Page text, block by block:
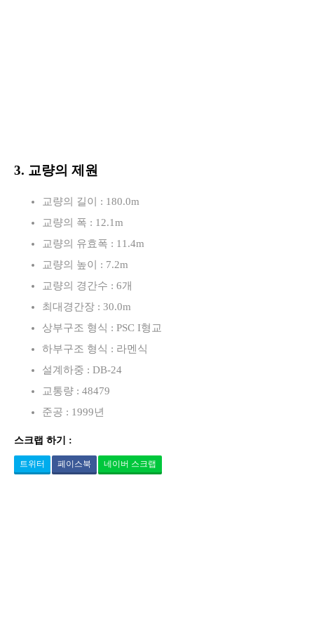
3. 교량의 제원
교량의 길이 : 180.0m
교량의 폭 : 12.1m
교량의 유효폭 : 11.4m
교량의 높이 : 7.2m
교량의 경간수 : 6개
최대경간장 : 30.0m
상부구조 형식 : PSC I형교
하부구조 형식 : 라멘식
설계하중 : DB-24
교통량 : 48479
준공 : 1999년
스크랩 하기 :
트위터 페이스북 네이버 스크랩